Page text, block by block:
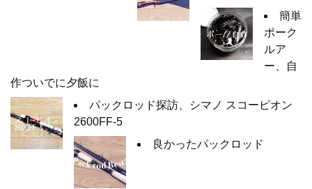
簡単
ポーク
ルア
ー、自
作ついでに夕飯に
パックロッド探訪、シマノ スコーピオン
2600FF-5
良かったパックロッド